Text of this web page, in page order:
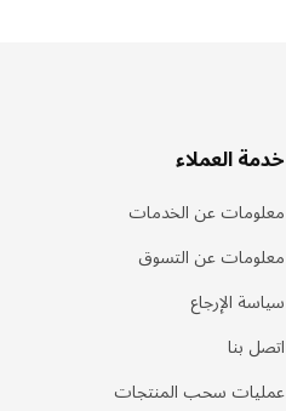
خدمة العملاء
معلومات عن الخدمات
معلومات عن التسوق
سياسة الإرجاع
اتصل بنا
عمليات سحب المنتجات